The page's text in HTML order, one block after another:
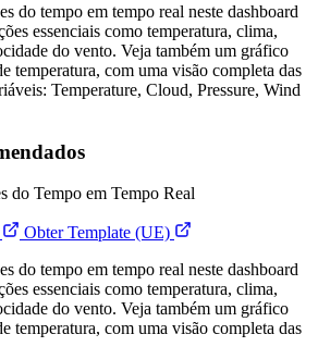
do tempo em tempo real neste dashboard
essenciais como temperatura, clima,
do vento. Veja também um gráfico
temperatura, com uma visão completa das
Temperature, Cloud, Pressure, Wind
do Tempo em Tempo Real
Obter Template (UE)
do tempo em tempo real neste dashboard
essenciais como temperatura, clima,
do vento. Veja também um gráfico
temperatura, com uma visão completa das